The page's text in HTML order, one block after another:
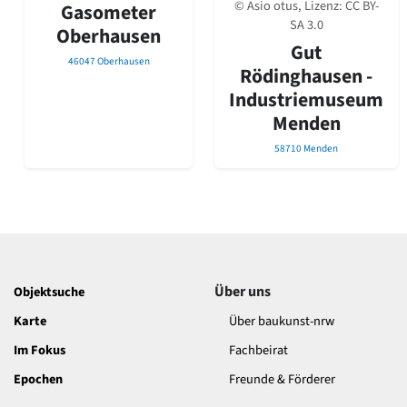
David Chipperfield
Harald Deilmann
Gottfried Böhm
Schneider von Esleben
Auszeichnung vorbildlicher Bauten NRW 2020
Big Beautiful Buildings (Großbauten der Nachkriegszeit)
Jugendstil
Historismus
Klassizismus
Barock
Renaissance
Gasometer
Oberhausen
46047 Oberhausen
© Asio otus, Lizenz:CC BY-
SA 3.0
Gut
Rödinghausen -
Industriemuseum
Menden
58710 Menden
Objektsuche
Karte
Im Fokus
Epochen
Über uns
Über baukunst-nrw
Fachbeirat
Freunde & Förderer